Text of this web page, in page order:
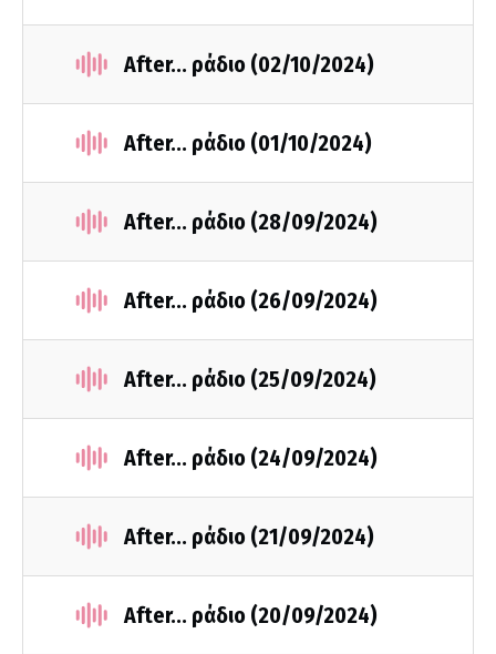
After... ράδιο (02/10/2024)
After... ράδιο (01/10/2024)
After... ράδιο (28/09/2024)
After... ράδιο (26/09/2024)
After... ράδιο (25/09/2024)
After... ράδιο (24/09/2024)
After... ράδιο (21/09/2024)
After... ράδιο (20/09/2024)